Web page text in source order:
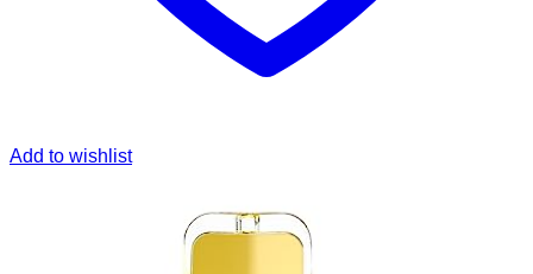
Add to wishlist